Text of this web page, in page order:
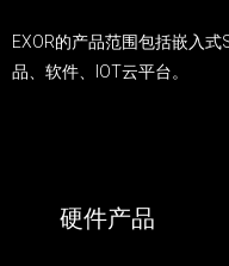
EXOR的产品范围包括嵌入
品、软件、IOT云平台。
硬件产品